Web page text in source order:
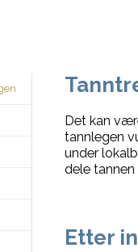
Det kan
tannlegen
under
dele
Etter